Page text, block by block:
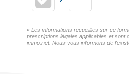
« Les informations recueillies sur ce
prescriptions légales applicables et
immo.net. Nous vous informons de